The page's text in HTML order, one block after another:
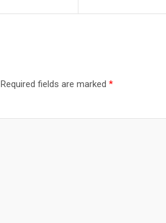
Required fields are marked *